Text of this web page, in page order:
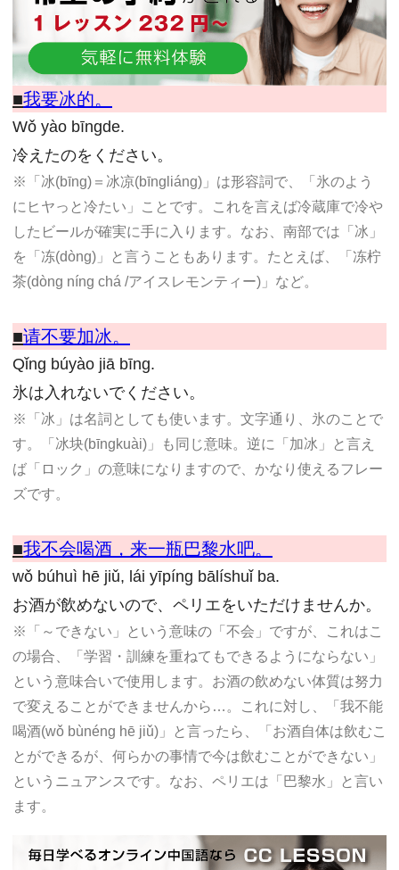
■我要冰的。
Wǒ yào bīngde.
冷えたのをください。
※「冰(bīng)＝冰凉(bīngliáng)」は形容詞で、「氷のよう
にヒヤっと冷たい」ことです。これを言えば冷蔵庫で冷や
したビールが確実に手に入ります。なお、南部では「冰」
を「冻(dòng)」と言うこともあります。たとえば、「冻柠
茶(dòng níng chá /アイスレモンティー)」など。
■请不要加冰。
Qǐng búyào jiā bīng.
氷は入れないでください。
※「冰」は名詞としても使います。文字通り、氷のことで
す。「冰块(bīngkuài)」も同じ意味。逆に「加冰」と言え
ば「ロック」の意味になりますので、かなり使えるフレー
ズです。
■我不会喝酒，来一瓶巴黎水吧。
wǒ búhuì hē jiǔ, lái yīpíng bālíshuǐ ba.
お酒が飲めないので、ペリエをいただけませんか。
※「～できない」という意味の「不会」ですが、これはこ
の場合、「学習・訓練を重ねてもできるようにならない」
という意味合いで使用します。お酒の飲めない体質は努力
で変えることができませんから…。これに対し、「我不能
喝酒(wǒ bùnéng hē jiǔ)」と言ったら、「お酒自体は飲むこ
とができるが、何らかの事情で今は飲むことができない」
というニュアンスです。なお、ペリエは「巴黎水」と言い
ます。